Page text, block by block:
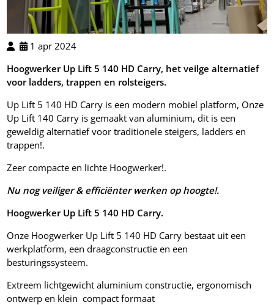
1 apr 2024
Hoogwerker Up Lift 5 140 HD Carry, het veilge alternatief
voor ladders, trappen en rolsteigers.
Up Lift 5 140 HD Carry is een modern mobiel platform, Onze
Up Lift 140 Carry is gemaakt van aluminium, dit is een
geweldig alternatief voor traditionele steigers, ladders en
trappen!.
Zeer compacte en lichte Hoogwerker!.
Nu nog veiliger & efficiënter werken op hoogte!.
Hoogwerker Up Lift 5 140 HD Carry.
Onze Hoogwerker Up Lift 5 140 HD Carry bestaat uit een
werkplatform, een draagconstructie en een
besturingssysteem.
Extreem lichtgewicht aluminium constructie, ergonomisch
ontwerp en klein compact formaat